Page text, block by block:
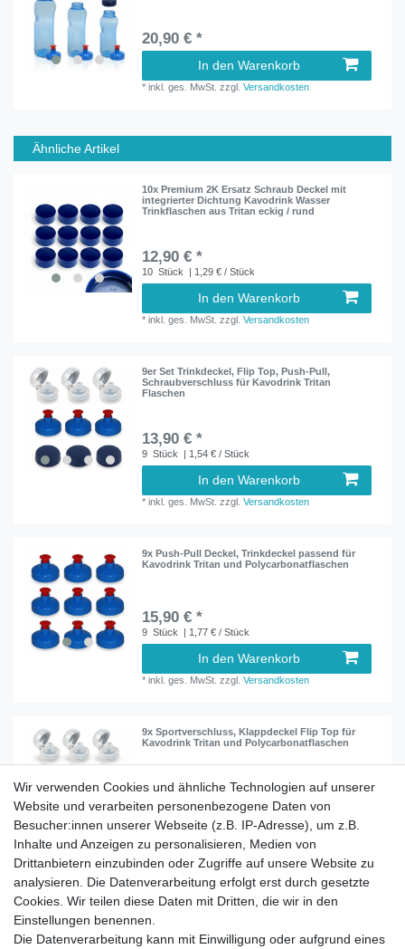
20,90 € *
In den Warenkorb
*inkl. ges. MwSt. zzgl.Versandkosten
Ähnliche Artikel
10x Premium 2K Ersatz Schraub Deckel mit
integrierter Dichtung Kavodrink Wasser
Trinkflaschen aus Tritan eckig / rund
12,90 € *
10 Stück | 1,29 € / Stück
In den Warenkorb
*inkl. ges. MwSt. zzgl.Versandkosten
9er Set Trinkdeckel, Flip Top, Push-Pull,
Schraubverschluss für Kavodrink Tritan
Flaschen
13,90 € *
9 Stück | 1,54 € / Stück
In den Warenkorb
*inkl. ges. MwSt. zzgl.Versandkosten
9x Push-Pull Deckel, Trinkdeckel passend für
Kavodrink Tritan und Polycarbonatflaschen
15,90 € *
9 Stück | 1,77 € / Stück
In den Warenkorb
*inkl. ges. MwSt. zzgl.Versandkosten
9x Sportverschluss, Klappdeckel Flip Top für
Kavodrink Tritan und Polycarbonatflaschen
12,90 € *
9 Stück | 1,43 € / Stück
In den Warenkorb
*inkl. ges. MwSt. zzgl. Versandkosten
Wir verwenden Cookies und ähnliche Technologien auf unserer
Website und verarbeiten personenbezogene Daten von
Besucher:innen unserer Webseite (z.B. IP-Adresse), um z.B.
Inhalte und Anzeigen zu personalisieren, Medien von
Drittanbietern einzubinden oder Zugriffe auf unsere Website zu
analysieren. Die Datenverarbeitung erfolgt erst durch gesetzte
Cookies. Wir teilen diese Daten mit Dritten, die wir in den
Einstellungen benennen.
Die Datenverarbeitung kann mit Einwilligung oder aufgrund eines